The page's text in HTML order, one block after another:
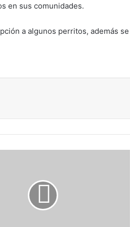
en sus comunidades.
a algunos perritos, además se